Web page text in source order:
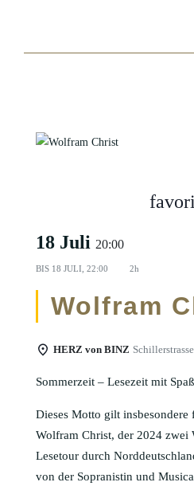
18 Juli 20:00
BIS 18 JULI, 22:00 2h
Wolfram
HERZ von BINZ
Sommerzeit – Lesezeit mit
Dieses Motto gilt
Wolfram Christ, der 2024 zwei
Lesetour durch
von der Sopranistin und